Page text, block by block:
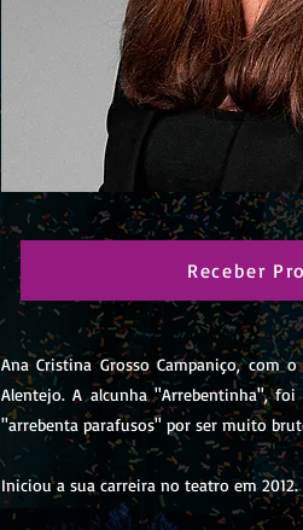
Receber
Ana Cristina Grosso Campaniço, com
Alentejo. A alcunha ''Arrebentinha'',
''arrebenta parafusos'' por ser muito
Iniciou a sua carreira no teatro em 2012.